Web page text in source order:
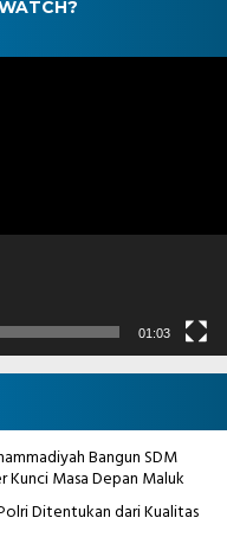
01:03
Bangun SDM
Kunci Masa Depan Maluk
Ditentukan dari Kualitas